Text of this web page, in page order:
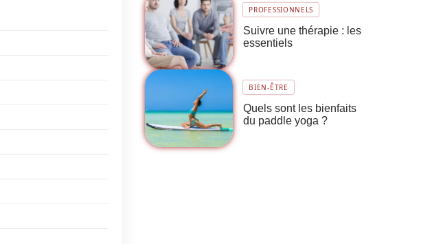
PROFESSIONNELS
Suivre une thérapie : les
essentiels
BIEN-ÊTRE
Quels sont les bienfaits
du paddle yoga ?